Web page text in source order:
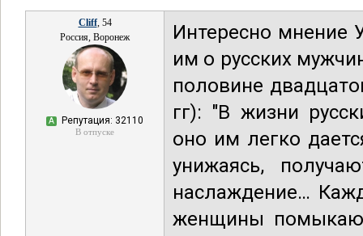
Cliff, 54
Россия, Воронеж
А Репутация: 32110
В отпуске
Интересно мнение
им о русских
половине
гг): "В жизни
оно им легко
унижаясь,
наслаждение…
женщины